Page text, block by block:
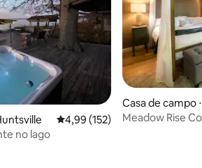
134 avaliações
4,99 de uma avaliação média
4,99 (152)
no lago
Casa de campo
Meadow Rise